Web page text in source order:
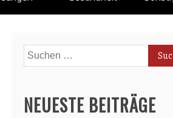
Suchen
nach:
NEUESTE BEITRÄGE